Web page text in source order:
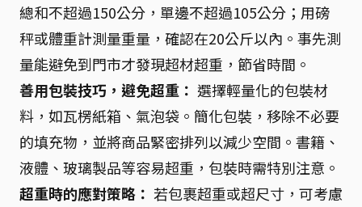
總和不超過150公分，單邊不超過105公分；用磅
秤或體重計測量重量，確認在20公斤以內。事先測
量能避免到門市才發現超材超重，節省時間。
善用包裝技巧，避免超重： 選擇輕量化的包裝材
料，如瓦楞紙箱、氣泡袋。簡化包裝，移除不必要
的填充物，並將商品緊密排列以減少空間。書籍、
液體、玻璃製品等容易超重，包裝時需特別注意。
超重時的應對策略： 若包裹超重或超尺寸，可考慮